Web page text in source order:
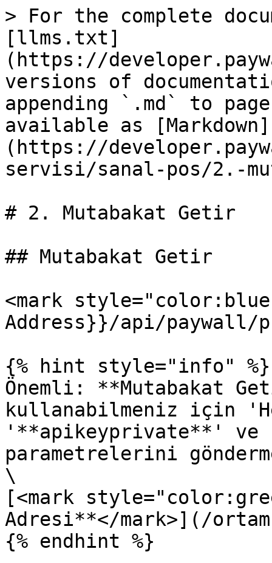
> For the complete
[llms.txt]
(https://
versions of
appending `.md` to
available as [Markdown]
(https://
servisi/sanal-pos/2.-
# 2. Mutabakat Getir
## Mutabakat Getir
<mark
Address}}/api/
{% hint style="info" %}
Önemli: **Mutabakat
kullanabilmeniz için
'**apikeyprivate**'
parametrelerini
\
[<mark
Adresi**</mark>](/
{% endhint %}